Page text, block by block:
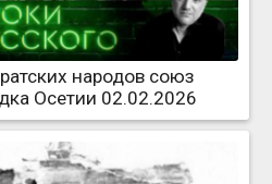
народов союз
Осетии 02.02.2026